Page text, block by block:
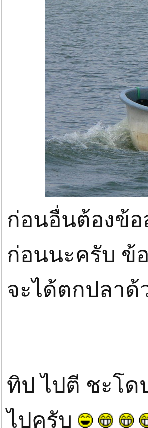
ก่อนอื่นต้องข้
ก่อนนะครับ ข้
จะได้ตกปลา
ช่วงก่อ
ทิป ไปตี ชะโ
ไปครับ